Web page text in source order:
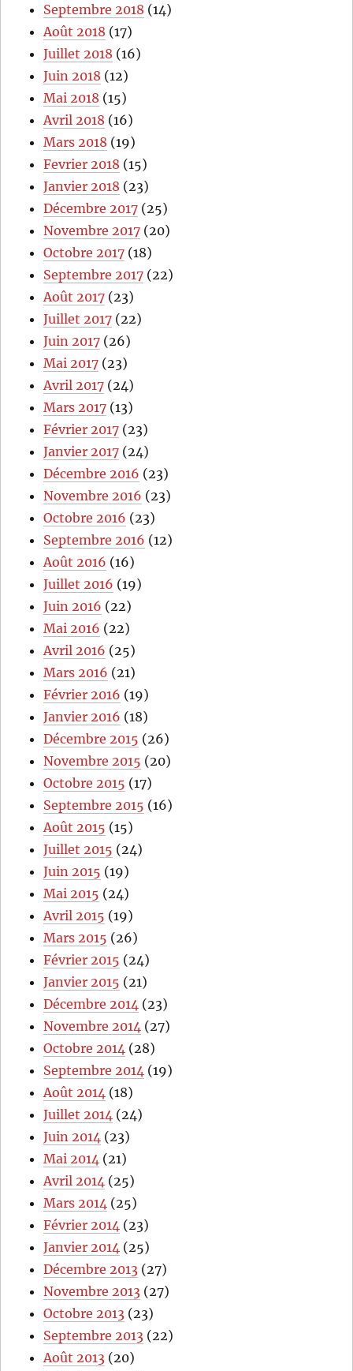
Septembre 2018 (14)
Août 2018 (17)
Juillet 2018 (16)
Juin 2018 (12)
Mai 2018 (15)
Avril 2018 (16)
Mars 2018 (19)
Fevrier 2018 (15)
Janvier 2018 (23)
Décembre 2017 (25)
Novembre 2017 (20)
Octobre 2017 (18)
Septembre 2017 (22)
Août 2017 (23)
Juillet 2017 (22)
Juin 2017 (26)
Mai 2017 (23)
Avril 2017 (24)
Mars 2017 (13)
Février 2017 (23)
Janvier 2017 (24)
Décembre 2016 (23)
Novembre 2016 (23)
Octobre 2016 (23)
Septembre 2016 (12)
Août 2016 (16)
Juillet 2016 (19)
Juin 2016 (22)
Mai 2016 (22)
Avril 2016 (25)
Mars 2016 (21)
Février 2016 (19)
Janvier 2016 (18)
Décembre 2015 (26)
Novembre 2015 (20)
Octobre 2015 (17)
Septembre 2015 (16)
Août 2015 (15)
Juillet 2015 (24)
Juin 2015 (19)
Mai 2015 (24)
Avril 2015 (19)
Mars 2015 (26)
Février 2015 (24)
Janvier 2015 (21)
Décembre 2014 (23)
Novembre 2014 (27)
Octobre 2014 (28)
Septembre 2014 (19)
Août 2014 (18)
Juillet 2014 (24)
Juin 2014 (23)
Mai 2014 (21)
Avril 2014 (25)
Mars 2014 (25)
Février 2014 (23)
Janvier 2014 (25)
Décembre 2013 (27)
Novembre 2013 (27)
Octobre 2013 (23)
Septembre 2013 (22)
Août 2013 (20)